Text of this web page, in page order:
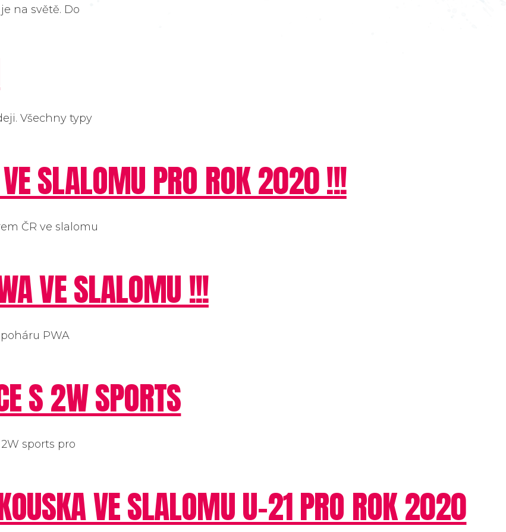
na světě. Do
Všechny typy
SLALOMU PRO ROK 2020 !!!
ČR ve slalomu
VE SLALOMU !!!
PWA
S 2W SPORTS
sports pro
VE SLALOMU U-21 PRO ROK 2020